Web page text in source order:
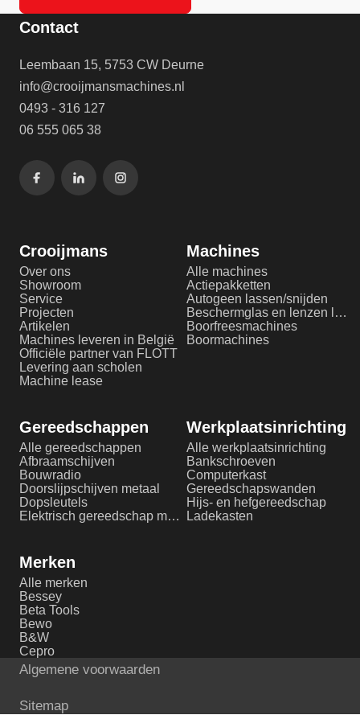
Contact
Leembaan 15, 5753 CW Deurne
info@crooijmansmachines.nl
0493 - 316 127
06 555 065 38
Crooijmans
Over ons
Showroom
Service
Projecten
Artikelen
Machines leveren in België
Officiële partner van FLOTT
Levering aan scholen
Machine lease
Machines
Alle machines
Actiepakketten
Autogeen lassen/snijden
Beschermglas en lenzen laserlassen
Boorfreesmachines
Boormachines
Gereedschappen
Alle gereedschappen
Afbraamschijven
Bouwradio
Doorslijpschijven metaal
Dopsleutels
Elektrisch gereedschap metaalbewerking
Werkplaatsinrichting
Alle werkplaatsinrichting
Bankschroeven
Computerkast
Gereedschapswanden
Hijs- en hefgereedschap
Ladekasten
Merken
Alle merken
Bessey
Beta Tools
Bewo
B&W
Cepro
Algemene voorwaarden
Sitemap